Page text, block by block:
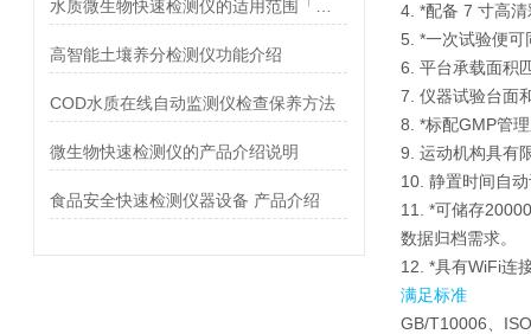
高智能土壤养分检测仪功能介绍
COD水质在线自动监测仪检查保养方法
微生物快速检测仪的产品介绍说明
食品安全快速检测仪器设备 产品介绍
4. *配备 7 寸高
5. *一次试验便可
6. 平台承载面积
7. 仪器试验台面
8. *标配GMP管
9. 运动机构具有
10. 静置时间自
11. *可储存
数据归档需求。
12. *具有WiFi连
满足标准
GB/T10006、